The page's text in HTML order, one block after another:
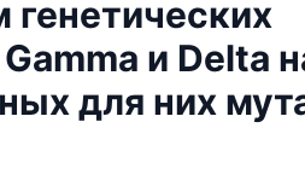
и Delta
для них